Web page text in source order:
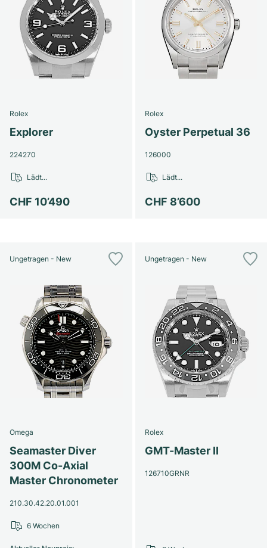
Rolex
Explorer
224270
CHF 10’490
Lädt...
Rolex
Oyster Perpetual 36
126000
CHF 8’600
Lädt...
Ungetragen - New
Omega
Seamaster Diver
300M Co-Axial
Master Chronometer
210.30.42.20.01.001
6 Wochen
Ungetragen - New
Rolex
GMT-Master II
126710GRNR